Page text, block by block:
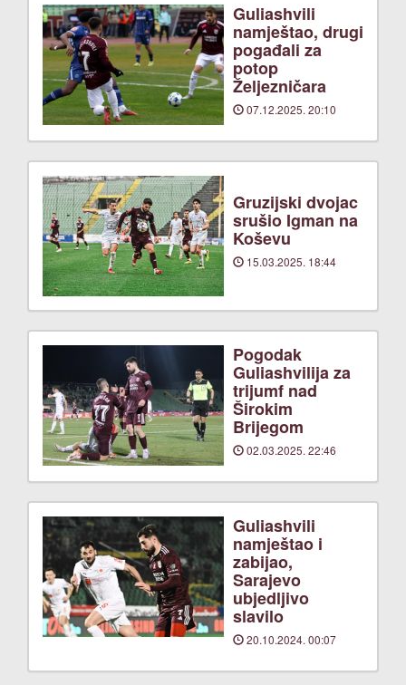
Guliashvili
namještao, drugi
pogađali za
potop
Željezničara
07.12.2025. 20:10
Gruzijski dvojac
srušio Igman na
Koševu
15.03.2025. 18:44
Pogodak
Guliashvilija za
trijumf nad
Širokim
Brijegom
02.03.2025. 22:46
Guliashvili
namještao i
zabijao,
Sarajevo
ubjedljivo
slavilo
20.10.2024. 00:07